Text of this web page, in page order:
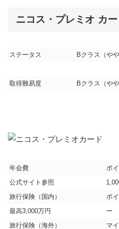
ニコス・プレミオ カー
ステータス Bクラス（や
取得難易度 Bクラス（や
年会費
ポ
公式サイト参照
旅行保険（国内）
ポ
最高3,000万円
ー
旅行保険（海外）
マ